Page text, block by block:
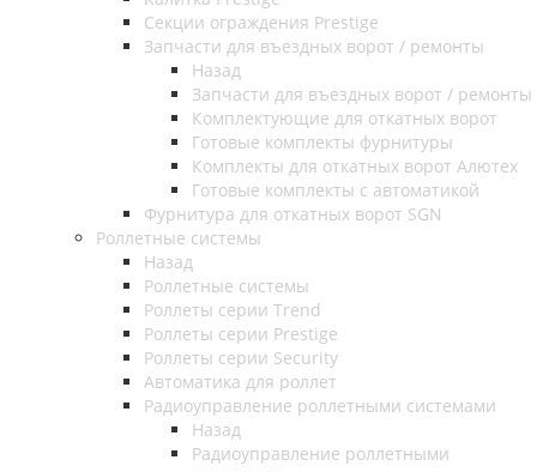
Секции ограждения Prestige
Запчасти для въездных ворот / ремонты
Назад
Запчасти для въездных ворот / ремонты
Комплектующие для откатных ворот
Готовые комплекты фурнитуры
Комплекты для откатных ворот Алютех
Готовые комплекты с автоматикой
Фурнитура для откатных ворот SGN
Роллетные системы
Назад
Роллетные системы
Роллеты серии Trend
Роллеты серии Prestige
Роллеты серии Security
Автоматика для роллет
Радиоуправление роллетными системами
Назад
Радиоуправление роллетными